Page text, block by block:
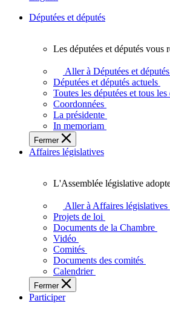
Députées et députés
députées
députés
vous
représentent
sein
de
l'Assemblée
l'Ontario.
Les députées et députés vous
Aller à Députées et députés
Députées et députés actuels
Toutes les députées et tous les
Coordonnées
La présidente
In memoriam
Fermer
Affaires législatives
législative
adopte
touchent
vie
des
Ontariennes
L'Assemblée législative
Aller à Affaires législatives
Projets de loi
Documents de la Chambre
Vidéo
Comités
Documents des comités
Calendrier
Fermer
Participer